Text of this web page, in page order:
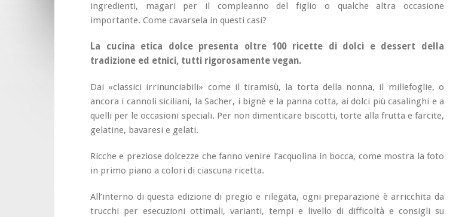
ingredienti, magari per il compleanno del figlio o qualche altra occasione
importante. Come cavarsela in questi casi?
La cucina etica dolce presenta oltre 100 ricette di dolci e dessert della
tradizione ed etnici, tutti rigorosamente vegan.
Dai «classici irrinunciabili» come il tiramisù, la torta della nonna, il millefoglie, o
ancora i cannoli siciliani, la Sacher, i bignè e la panna cotta, ai dolci più casalinghi e a
quelli per le occasioni speciali. Per non dimenticare biscotti, torte alla frutta e farcite,
gelatine, bavaresi e gelati.
Ricche e preziose dolcezze che fanno venire l’acquolina in bocca, come mostra la foto
in primo piano a colori di ciascuna ricetta.
All’interno di questa edizione di pregio e rilegata, ogni preparazione è arricchita da
trucchi per esecuzioni ottimali, varianti, tempi e livello di difficoltà e consigli su